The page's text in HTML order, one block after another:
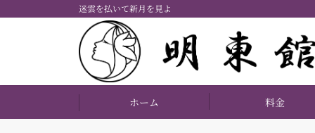
迷雲を払いて新月を見よ
ホーム 料金